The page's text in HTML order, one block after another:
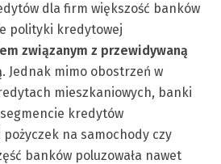
dla firm większość banków
polityki kredytowej
związanym z przewidywaną
. Jednak mimo obostrzeń w
mieszkaniowych, banki
kredytów
na samochody czy
banków poluzowała nawet